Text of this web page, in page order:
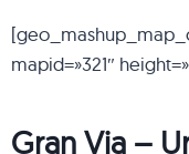
mapid=»321″
Gran Via –